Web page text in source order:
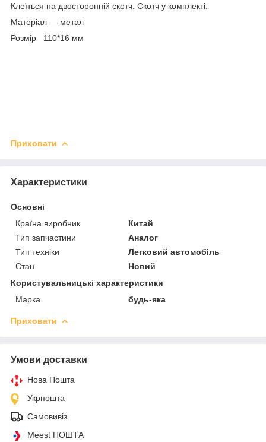
Клеїться на двосторонній скотч. Скотч у комплекті.
Матеріал — метал
Розмір 110*16 мм
Приховати
Характеристики
Основні
Країна виробник
Китай
Тип запчастини
Аналог
Тип техніки
Легковий автомобіль
Стан
Новий
Користувальницькі характеристики
Марка
будь-яка
Приховати
Умови доставки
Нова Пошта
Укрпошта
Самовивіз
Meest ПОШТА